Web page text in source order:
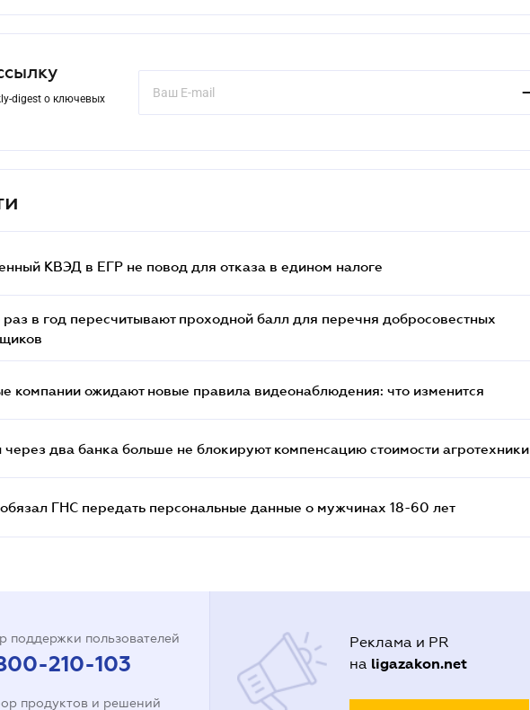
digest о ключевых
КВЭД в ЕГР не повод для отказа в едином налоге
раз в год пересчитывают проходной балл для перечня добросовестных
компании ожидают новые правила видеонаблюдения: что изменится
через два банка больше не блокируют компенсацию стоимости агротехники
ГНС передать персональные данные о мужчинах 18-60 лет
поддержки пользователей
210-103
продуктов и решений
Реклама и PR
на ligazakon.net